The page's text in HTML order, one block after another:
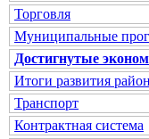
Торговля
Муниципальные
Достигнутые
Итоги развития
Транспорт
Контрактная система